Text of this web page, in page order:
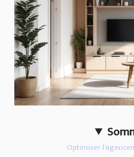
Optimiser